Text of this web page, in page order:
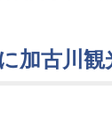
加古川観